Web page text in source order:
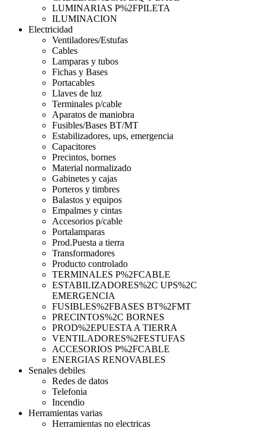
LUMINARIAS P%2FPILETA
ILUMINACION
Electricidad
Ventiladores/Estufas
Cables
Lamparas y tubos
Fichas y Bases
Portacables
Llaves de luz
Terminales p/cable
Aparatos de maniobra
Fusibles/Bases BT/MT
Estabilizadores, ups, emergencia
Capacitores
Precintos, bornes
Material normalizado
Gabinetes y cajas
Porteros y timbres
Balastos y equipos
Empalmes y cintas
Accesorios p/cable
Portalamparas
Prod.Puesta a tierra
Transformadores
Producto controlado
TERMINALES P%2FCABLE
ESTABILIZADORES%2C UPS%2C
EMERGENCIA
FUSIBLES%2FBASES BT%2FMT
PRECINTOS%2C BORNES
PROD%2EPUESTA A TIERRA
VENTILADORES%2FESTUFAS
ACCESORIOS P%2FCABLE
ENERGIAS RENOVABLES
Senales debiles
Redes de datos
Telefonia
Incendio
Herramientas varias
Herramientas no electricas